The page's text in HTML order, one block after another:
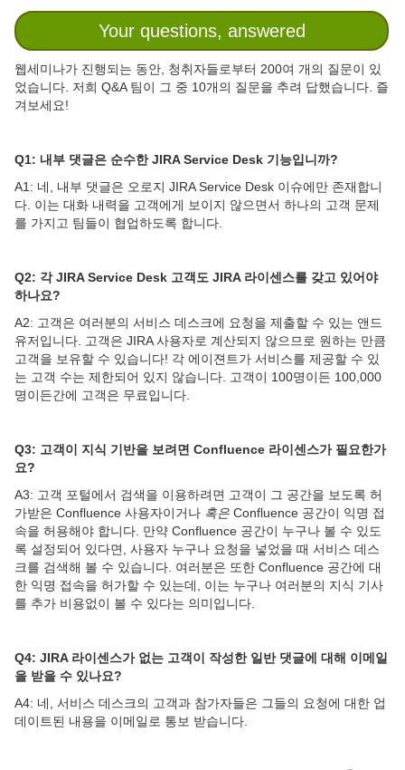
Your questions, answered
웹세미나가 진행되는 동안, 청취자들로부터 200여 개의 질문이 있
었습니다. 저희 Q&A 팀이 그 중 10개의 질문을 추려 답했습니다. 즐
겨보세요!
Q1: 내부 댓글은 순수한 JIRA Service Desk 기능입니까?
A1: 네, 내부 댓글은 오로지 JIRA Service Desk 이슈에만 존재합니
다. 이는 대화 내력을 고객에게 보이지 않으면서 하나의 고객 문제
를 가지고 팀들이 협업하도록 합니다.
Q2: 각 JIRA Service Desk 고객도 JIRA 라이센스를 갖고 있어야
하나요?
A2: 고객은 여러분의 서비스 데스크에 요청을 제출할 수 있는 앤드
유저입니다. 고객은 JIRA 사용자로 계산되지 않으므로 원하는 만큼
고객을 보유할 수 있습니다! 각 에이젼트가 서비스를 제공할 수 있
는 고객 수는 제한되어 있지 않습니다. 고객이 100명이든 100,000
명이든간에 고객은 무료입니다.
Q3: 고객이 지식 기반을 보려면 Confluence 라이센스가 필요한가
요?
A3: 고객 포털에서 검색을 이용하려면 고객이 그 공간을 보도록 허
가받은 Confluence 사용자이거나 혹은 Confluence 공간이 익명 접
속을 허용해야 합니다. 만약 Confluence 공간이 누구나 볼 수 있도
록 설정되어 있다면, 사용자 누구나 요청을 넣었을 때 서비스 데스
크를 검색해 볼 수 있습니다. 여러분은 또한 Confluence 공간에 대
한 익명 접속을 허가할 수 있는데, 이는 누구나 여러분의 지식 기사
를 추가 비용없이 볼 수 있다는 의미입니다.
Q4: JIRA 라이센스가 없는 고객이 작성한 일반 댓글에 대해 이메일
을 받을 수 있나요?
A4: 네, 서비스 데스크의 고객과 참가자들은 그들의 요청에 대한 업
데이트된 내용을 이메일로 통보 받습니다.